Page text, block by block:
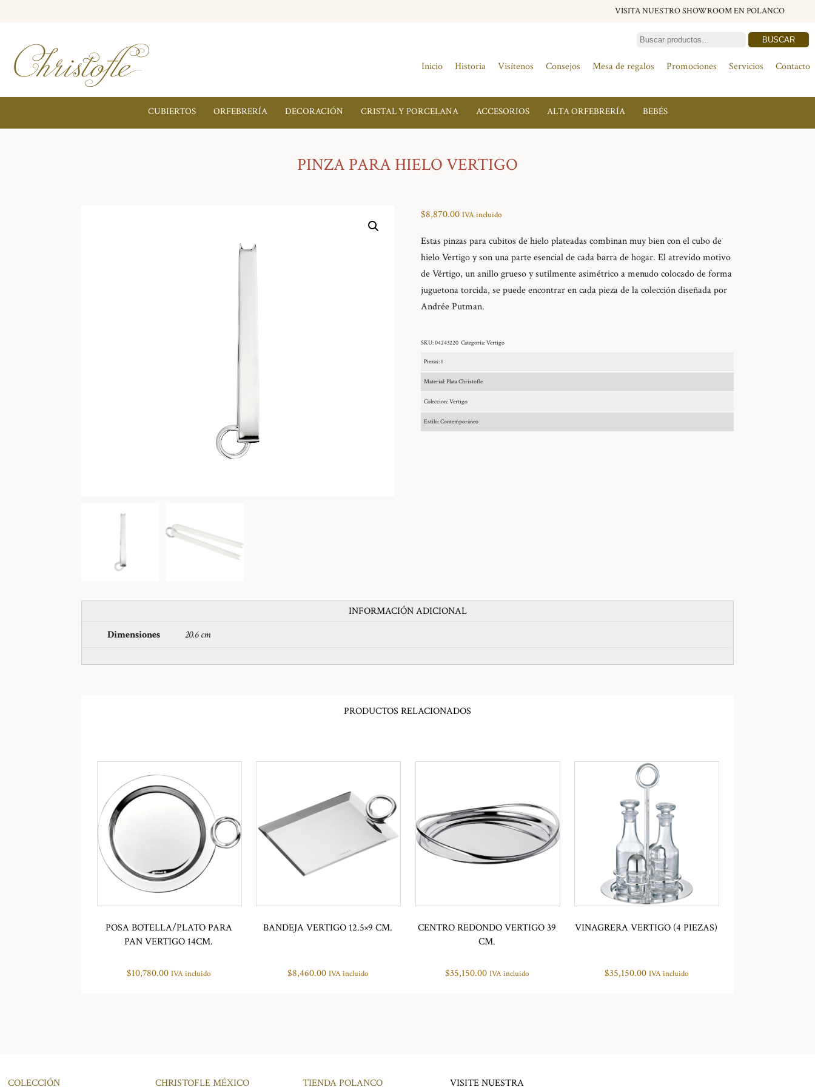
VISITA NUESTRO SHOWROOM EN POLANCO
BUSCAR
Inicio Historia Visítenos Consejos Mesa de regalos Promociones Servicios Contacto
CUBIERTOS ORFEBRERÍA DECORACIÓN CRISTAL Y PORCELANA ACCESORIOS ALTA ORFEBRERÍA BEBÉS
PINZA PARA HIELO VERTIGO
$8,870.00 IVA incluido
Estas pinzas para cubitos de hielo plateadas combinan muy bien con el cubo de
hielo Vertigo y son una parte esencial de cada barra de hogar. El atrevido motivo
de Vértigo, un anillo grueso y sutilmente asimétrico a menudo colocado de forma
juguetona torcida, se puede encontrar en cada pieza de la colección diseñada por
Andrée Putman.
SKU:04243220 Categoría:Vertigo
Piezas: 1
Material: Plata Christofle
Coleccion: Vertigo
Estilo: Contemporáneo
INFORMACIÓN ADICIONAL
Dimensiones
20.6 cm
PRODUCTOS RELACIONADOS
POSA BOTELLA/PLATO PARA
PAN VERTIGO 14CM.
$10,780.00 IVA incluido
BANDEJA VERTIGO 12.5×9 CM.
$8,460.00 IVA incluido
CENTRO REDONDO VERTIGO 39
CM.
$35,150.00 IVA incluido
VINAGRERA VERTIGO (4 PIEZAS)
$35,150.00 IVA incluido
COLECCIÓN CHRISTOFLE MÉXICO TIENDA POLANCO VISITE NUESTRA